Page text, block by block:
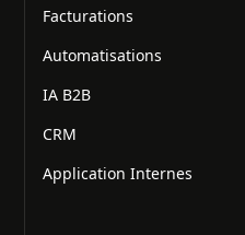
Facturations
Automatisations
IA B2B
CRM
Application Internes